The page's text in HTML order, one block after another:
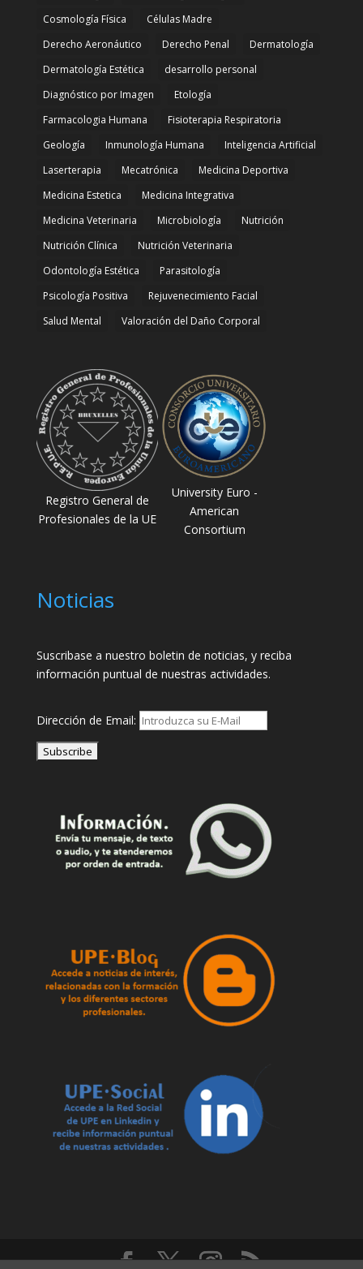
Cosmología Física
Células Madre
Derecho Aeronáutico
Derecho Penal
Dermatología
Dermatología Estética
desarrollo personal
Diagnóstico por Imagen
Etología
Farmacologia Humana
Fisioterapia Respiratoria
Geología
Inmunología Humana
Inteligencia Artificial
Laserterapia
Mecatrónica
Medicina Deportiva
Medicina Estetica
Medicina Integrativa
Medicina Veterinaria
Microbiología
Nutrición
Nutrición Clínica
Nutrición Veterinaria
Odontología Estética
Parasitología
Psicología Positiva
Rejuvenecimiento Facial
Salud Mental
Valoración del Daño Corporal
Registro General de
Profesionales de la UE
University Euro -
American
Consortium
Noticias
Suscribase a nuestro boletin de noticias, y reciba
información puntual de nuestras actividades.
Dirección de Email: